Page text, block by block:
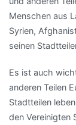
Menschen aus
Syrien,
seinen
Es ist auch
anderen Teilen
Stadtteilen
den Vereinigten